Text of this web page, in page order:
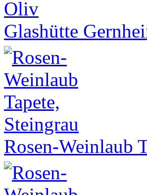
Glashütte
Rosen-Weinlaub